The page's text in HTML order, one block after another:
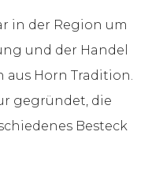
in der Region um
und der Handel
Horn Tradition.
gegründet, die
Besteck